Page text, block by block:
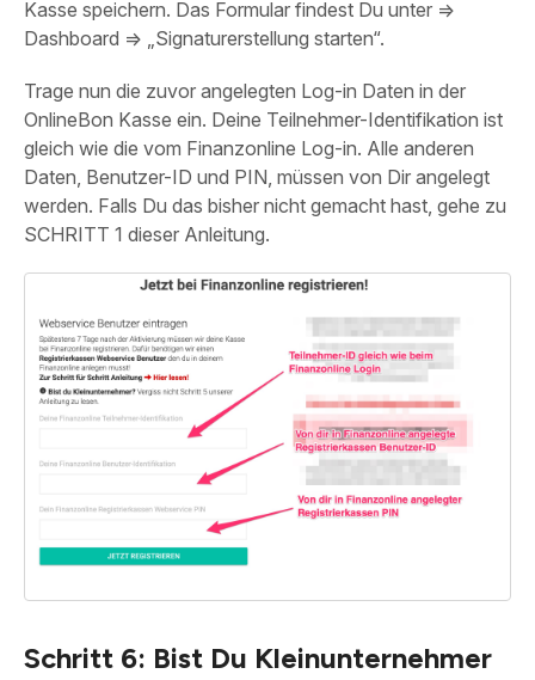
Kasse speichern. Das Formular findest Du unter =>
Dashboard => „Signaturerstellung starten“.
Trage nun die zuvor angelegten Log-in Daten in der
OnlineBon Kasse ein. Deine Teilnehmer-Identifikation ist
gleich wie die vom Finanzonline Log-in. Alle anderen
Daten, Benutzer-ID und PIN, müssen von Dir angelegt
werden. Falls Du das bisher nicht gemacht hast, gehe zu
SCHRITT 1 dieser Anleitung.
Schritt 6: Bist Du Kleinunternehmer